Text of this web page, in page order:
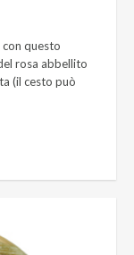
con questo
rosa abbellito
(il cesto può